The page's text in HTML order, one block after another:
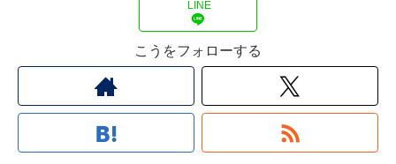
LINE
こうをフォローする